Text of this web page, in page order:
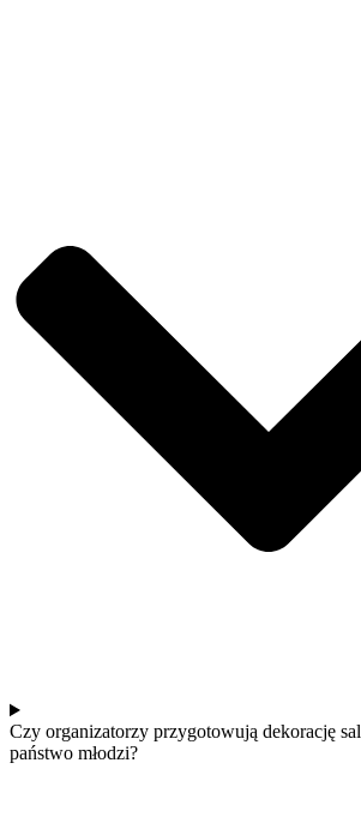
Czy organizatorzy przygotowują dekorację
państwo młodzi?